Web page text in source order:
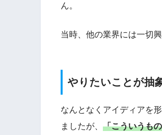
ん。
当時、他の業界には一切
やりたいことが抽
なんとなくアイディアを
ましたが、 「こういうも